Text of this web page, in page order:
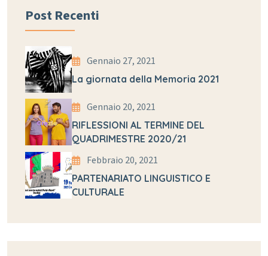
Post Recenti
Gennaio 27, 2021
La giornata della Memoria 2021
Gennaio 20, 2021
RIFLESSIONI AL TERMINE DEL
QUADRIMESTRE 2020/21
Febbraio 20, 2021
PARTENARIATO LINGUISTICO E
CULTURALE